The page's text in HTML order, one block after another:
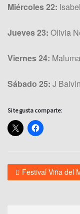
Miércoles 22:
Jueves 23: Olivia
Viernes 24:
Sábado 25: J
Si te gusta comparte:
Festival Viña del